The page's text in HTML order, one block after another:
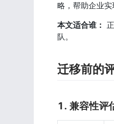
略，帮助企业实
本文适合谁：
队。
迁移前的
1. 兼容性评